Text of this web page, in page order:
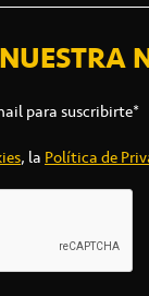
para suscribirte*
, la Política de